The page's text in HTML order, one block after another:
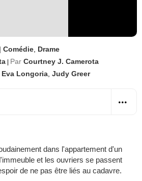
| Comédie Drame
Par Courtney J. Camerota
Eva Longoria Judy Greer
dans l'appartement d'un
et les ouvriers se passent
de ne pas être liés au cadavre.